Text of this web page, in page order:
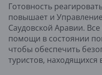
Готовность
повышает и
Саудовской Аравии.
помощи в состоянии
чтобы обеспечить
туристов, находящихся